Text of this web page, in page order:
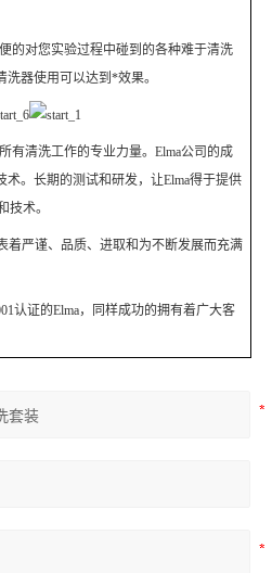
的对您实验过程中碰到的各种难于清洗
洗器使用可以达到*效果。
有清洗工作的专业力量。Elma公司的成
术。长期的测试和研发，让Elma得于提供
技术。
着严谨、品质、进取和为不断发展而充满
认证的Elma，同样成功的拥有着广大客